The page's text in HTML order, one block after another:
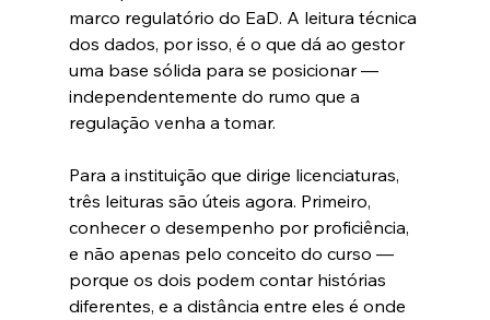
marco regulatório do EaD. A leitura técnica
dos dados, por isso, é o que dá ao gestor
uma base sólida para se posicionar —
independentemente do rumo que a
regulação venha a tomar.
Para a instituição que dirige licenciaturas,
três leituras são úteis agora. Primeiro,
conhecer o desempenho por proficiência,
e não apenas pelo conceito do curso —
porque os dois podem contar histórias
diferentes, e a distância entre eles é onde